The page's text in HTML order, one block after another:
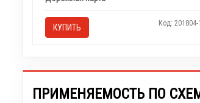
КУПИТЬ Код: 201804-1
ПРИМЕНЯЕМОСТЬ ПО